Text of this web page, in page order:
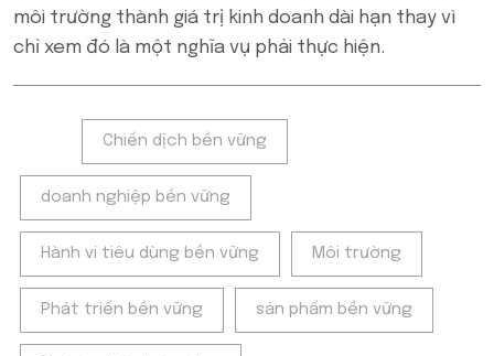
môi trường thành giá trị kinh doanh dài hạn thay vì
chỉ xem đó là một nghĩa vụ phải thực hiện.
Chiến dịch bền vững
doanh nghiệp bền vững
Hành vi tiêu dùng bền vững Môi trường
Phát triển bền vững sản phẩm bền vững